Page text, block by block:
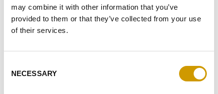
may combine it with other information that you’ve
provided to them or that they’ve collected from your use
of their services.
Selection
NECESSARY
ESSEODUE BARRIQUE 10